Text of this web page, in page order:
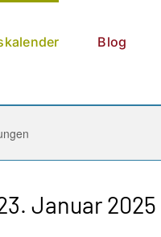
Blog
Januar 2025